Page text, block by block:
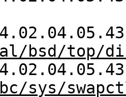
bsd/top/
sys/